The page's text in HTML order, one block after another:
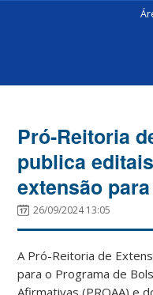
Pró-Reitoria
publica
extensão
26/09/2024 13:05
A Pró-Reitoria de
para o Programa de
Afirmativas (PROAA) e